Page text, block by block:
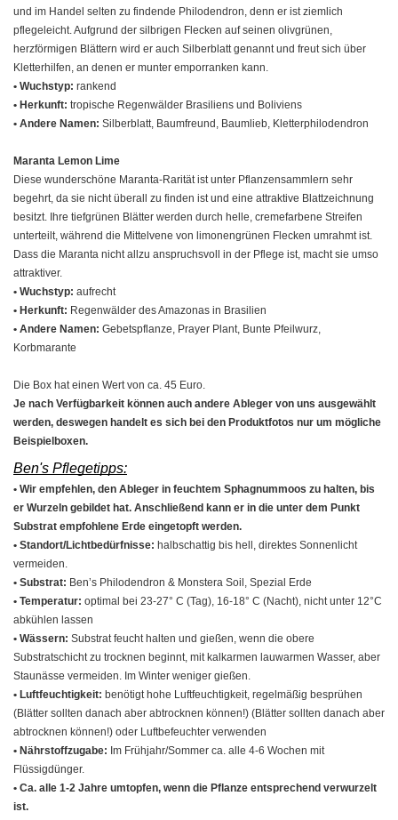
und im Handel selten zu findende Philodendron, denn er ist ziemlich
pflegeleicht. Aufgrund der silbrigen Flecken auf seinen olivgrünen,
herzförmigen Blättern wird er auch Silberblatt genannt und freut sich über
Kletterhilfen, an denen er munter emporranken kann.
• Wuchstyp: rankend
• Herkunft: tropische Regenwälder Brasiliens und Boliviens
• Andere Namen: Silberblatt, Baumfreund, Baumlieb, Kletterphilodendron
Maranta Lemon Lime
Diese wunderschöne Maranta-Rarität ist unter Pflanzensammlern sehr
begehrt, da sie nicht überall zu finden ist und eine attraktive Blattzeichnung
besitzt. Ihre tiefgrünen Blätter werden durch helle, cremefarbene Streifen
unterteilt, während die Mittelvene von limonengrünen Flecken umrahmt ist.
Dass die Maranta nicht allzu anspruchsvoll in der Pflege ist, macht sie umso
attraktiver.
• Wuchstyp: aufrecht
• Herkunft: Regenwälder des Amazonas in Brasilien
• Andere Namen: Gebetspflanze, Prayer Plant, Bunte Pfeilwurz,
Korbmarante
Die Box hat einen Wert von ca. 45 Euro.
Je nach Verfügbarkeit können auch andere Ableger von uns ausgewählt
werden, deswegen handelt es sich bei den Produktfotos nur um mögliche
Beispielboxen.
Ben's Pflegetipps:
• Wir empfehlen, den Ableger in feuchtem Sphagnummoos zu halten, bis
er Wurzeln gebildet hat. Anschließend kann er in die unter dem Punkt
Substrat empfohlene Erde eingetopft werden.
• Standort/Lichtbedürfnisse: halbschattig bis hell, direktes Sonnenlicht
vermeiden.
• Substrat: Ben’s Philodendron & Monstera Soil, Spezial Erde
• Temperatur: optimal bei 23-27° C (Tag), 16-18° C (Nacht), nicht unter 12°C
abkühlen lassen
• Wässern: Substrat feucht halten und gießen, wenn die obere
Substratschicht zu trocknen beginnt, mit kalkarmen lauwarmen Wasser, aber
Staunässe vermeiden. Im Winter weniger gießen.
• Luftfeuchtigkeit: benötigt hohe Luftfeuchtigkeit, regelmäßig besprühen
(Blätter sollten danach aber abtrocknen können!) (Blätter sollten danach aber
abtrocknen können!) oder Luftbefeuchter verwenden
• Nährstoffzugabe: Im Frühjahr/Sommer ca. alle 4-6 Wochen mit
Flüssigdünger.
• Ca. alle 1-2 Jahre umtopfen, wenn die Pflanze entsprechend verwurzelt
ist.